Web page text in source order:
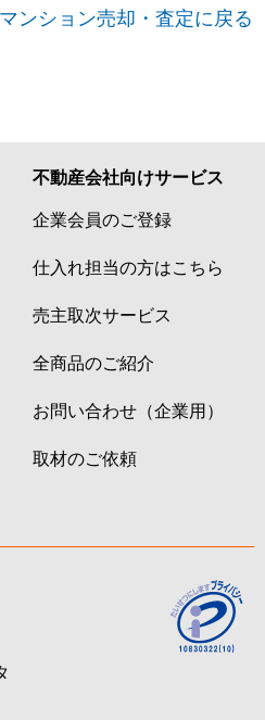
ンション売却・査定に戻る
不動産会社向けサービス
企業会員のご登録
仕入れ担当の方はこちら
売主取次サービス
全商品のご紹介
お問い合わせ（企業用）
取材のご依頼